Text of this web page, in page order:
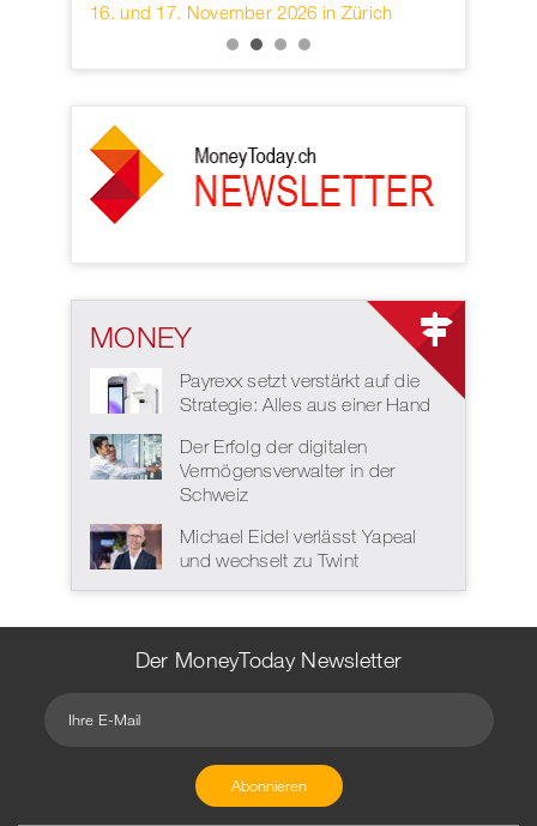
16. und 17. November 2026 in Zürich
MONEY
Payrexx setzt verstärkt auf die
Strategie: Alles aus einer Hand
Der Erfolg der digitalen
Vermögensverwalter in der
Schweiz
Michael Eidel verlässt Yapeal
und wechselt zu Twint
Der MoneyToday Newsletter